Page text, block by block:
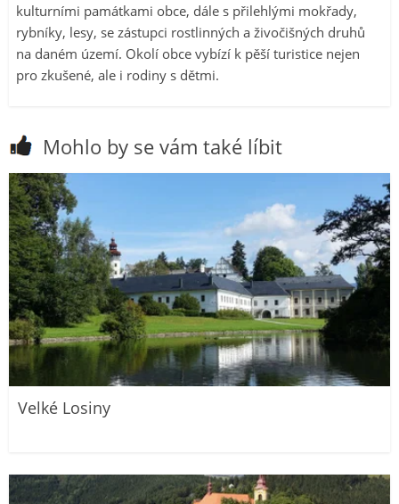
kulturními památkami obce, dále s přilehlými mokřady,
rybníky, lesy, se zástupci rostlinných a živočišných druhů
na daném území. Okolí obce vybízí k pěší turistice nejen
pro zkušené, ale i rodiny s dětmi.
Mohlo by se vám také líbit
Velké Losiny